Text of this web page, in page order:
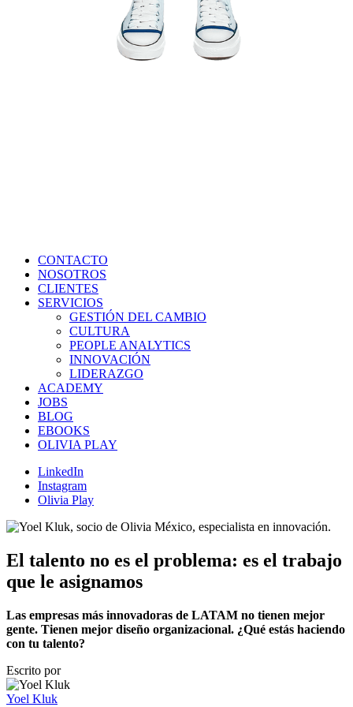
CONTACTO
NOSOTROS
CLIENTES
SERVICIOS
GESTIÓN DEL CAMBIO
CULTURA
PEOPLE ANALYTICS
INNOVACIÓN
LIDERAZGO
ACADEMY
JOBS
BLOG
EBOOKS
OLIVIA PLAY
LinkedIn
Instagram
Olivia Play
El talento no es el problema: es el trabajo
que le asignamos
Las empresas más innovadoras de LATAM no tienen mejor
gente. Tienen mejor diseño organizacional. ¿Qué estás haciendo
con tu talento?
Escrito por
Yoel Kluk